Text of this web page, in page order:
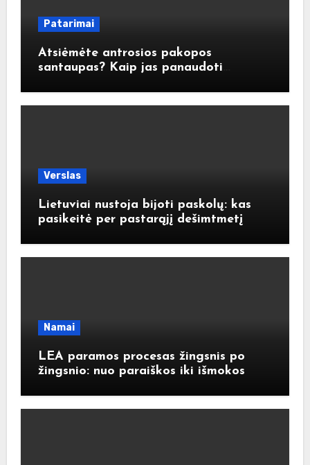
Patarimai
Atsiėmėte antrosios pakopos
santaupas? Kaip jas panaudoti
Verslas
Lietuviai nustoja bijoti paskolų: kas
pasikeitė per pastarąjį dešimtmetį
Namai
LEA paramos procesas žingsnis po
žingsnio: nuo paraiškos iki išmokos